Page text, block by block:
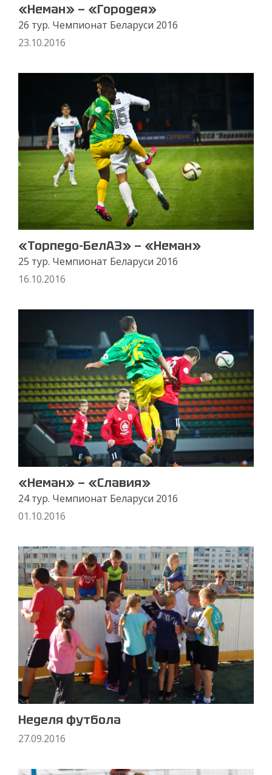
«Неман» — «Городея»
26 тур. Чемпионат Беларуси 2016
23.10.2016
«Торпедо-БелАЗ» — «Неман»
25 тур. Чемпионат Беларуси 2016
16.10.2016
«Неман» — «Славия»
24 тур. Чемпионат Беларуси 2016
01.10.2016
Неделя футбола
27.09.2016